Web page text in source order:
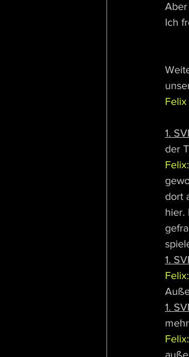
Ich
Felix
1.
der
Felix:
dort
hier.
1.
Felix:
1.
Felix: